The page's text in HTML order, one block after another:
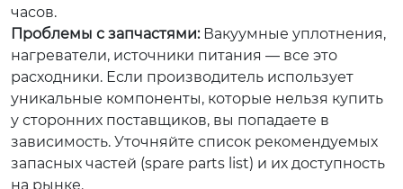
часов.
Проблемы с запчастями:Вакуумные уплотнения,
нагреватели, источники питания — все это
расходники. Если производитель использует
уникальные компоненты, которые нельзя купить
у сторонних поставщиков, вы попадаете в
зависимость. Уточняйте список рекомендуемых
запасных частей (spare parts list) и их доступность
на рынке.